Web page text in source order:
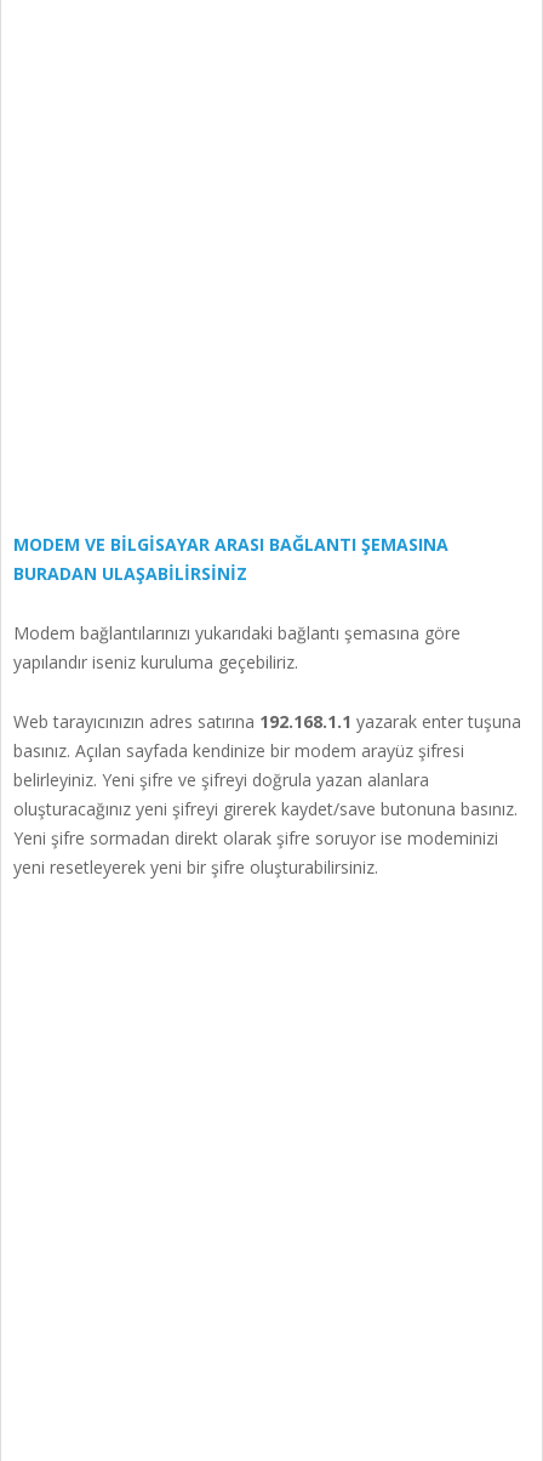
MODEM VE BİLGİSAYAR ARASI BAĞLANTI ŞEMASINA
BURADAN ULAŞABİLİRSİNİZ
Modem bağlantılarınızı yukarıdaki bağlantı şemasına göre
yapılandır iseniz kuruluma geçebiliriz.
Web tarayıcınızın adres satırına 192.168.1.1 yazarak enter tuşuna
basınız. Açılan sayfada kendinize bir modem arayüz şifresi
belirleyiniz. Yeni şifre ve şifreyi doğrula yazan alanlara
oluşturacağınız yeni şifreyi girerek kaydet/save butonuna basınız.
Yeni şifre sormadan direkt olarak şifre soruyor ise modeminizi
yeni resetleyerek yeni bir şifre oluşturabilirsiniz.